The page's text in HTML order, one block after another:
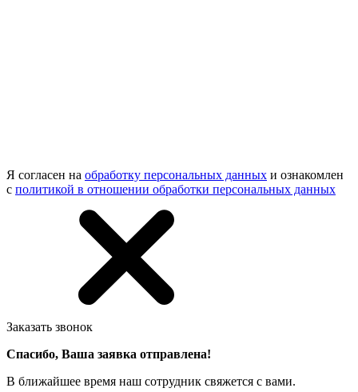
Я согласен на обработку персональных данных и ознакомлен
с политикой в отношении обработки персональных данных
Заказать звонок
Спасибо, Ваша заявка отправлена!
В ближайшее время наш сотрудник свяжется с вами.